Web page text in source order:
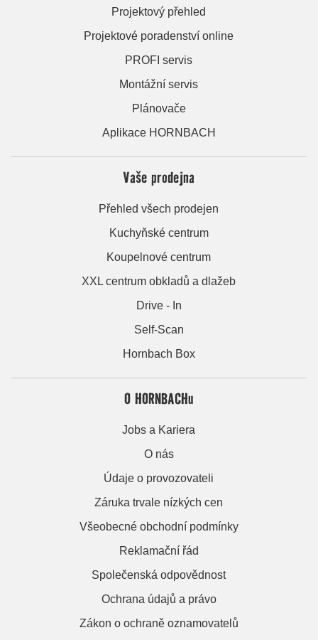
Projektový přehled
Projektové poradenství online
PROFI servis
Montážní servis
Plánovače
Aplikace HORNBACH
Vaše prodejna
Přehled všech prodejen
Kuchyňské centrum
Koupelnové centrum
XXL centrum obkladů a dlažeb
Drive - In
Self-Scan
Hornbach Box
O HORNBACHu
Jobs a Kariera
O nás
Údaje o provozovateli
Záruka trvale nízkých cen
Všeobecné obchodní podmínky
Reklamační řád
Společenská odpovědnost
Ochrana údajů a právo
Zákon o ochraně oznamovatelů